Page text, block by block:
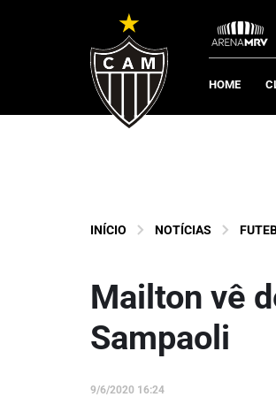
HOME
INÍCIO NOTÍCIAS
Mailton vê
Sampaoli
9/6/2020 16:24